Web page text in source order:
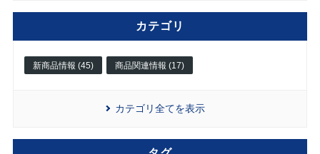
カテゴリ
新商品情報 (45) 商品関連情報 (17)
カテゴリ全てを表示